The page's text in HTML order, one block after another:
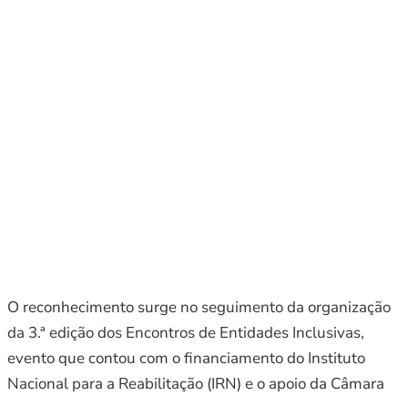
O reconhecimento surge no seguimento da organização
da 3.ª edição dos Encontros de Entidades Inclusivas,
evento que contou com o financiamento do Instituto
Nacional para a Reabilitação (IRN) e o apoio da Câmara